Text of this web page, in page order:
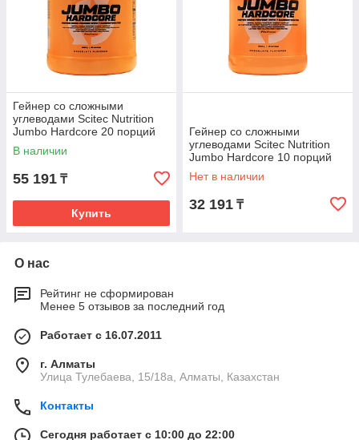
Гейнер со сложными
углеводами Scitec Nutrition
Jumbo Hardcore 20 порций
3060 г
В наличии
55 191 ₸
Купить
Гейнер со сложными
углеводами Scitec Nutrition
Jumbo Hardcore 10 порций
1530 г
Нет в наличии
32 191 ₸
О нас
Рейтинг не сформирован
Менее 5 отзывов за последний год
Работает с 16.07.2011
г. Алматы
Улица Тулебаева, 15/18а, Алматы, Казахстан
Контакты
Сегодня работает с 10:00 до 22:00